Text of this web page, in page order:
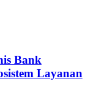
Bank
Layanan